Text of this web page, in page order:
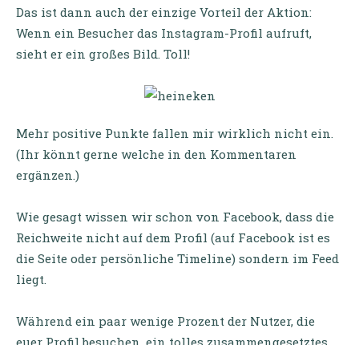
Das ist dann auch der einzige Vorteil der Aktion:
Wenn ein Besucher das Instagram-Profil aufruft,
sieht er ein großes Bild. Toll!
Mehr positive Punkte fallen mir wirklich nicht ein.
(Ihr könnt gerne welche in den Kommentaren
ergänzen.)
Wie gesagt wissen wir schon von Facebook, dass die
Reichweite nicht auf dem Profil (auf Facebook ist es
die Seite oder persönliche Timeline) sondern im Feed
liegt.
Während ein paar wenige Prozent der Nutzer, die
euer Profil besuchen, ein tolles zusammengesetztes